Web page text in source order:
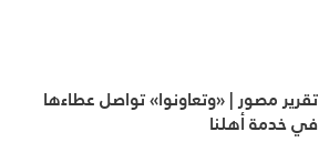
تقرير مصور | «وتعاونوا» تواصل عطاءها
في خدمة أهلنا